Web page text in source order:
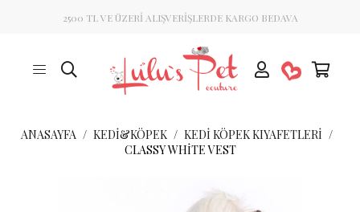
2500 TL VE ÜZERİ ALIŞVERİŞLERDE KARGO BEDAVA
ANASAYFA KEDİ&KÖPEK
KEDI KÖPEK KIYAFETLERI
CLASSY WHITE VEST